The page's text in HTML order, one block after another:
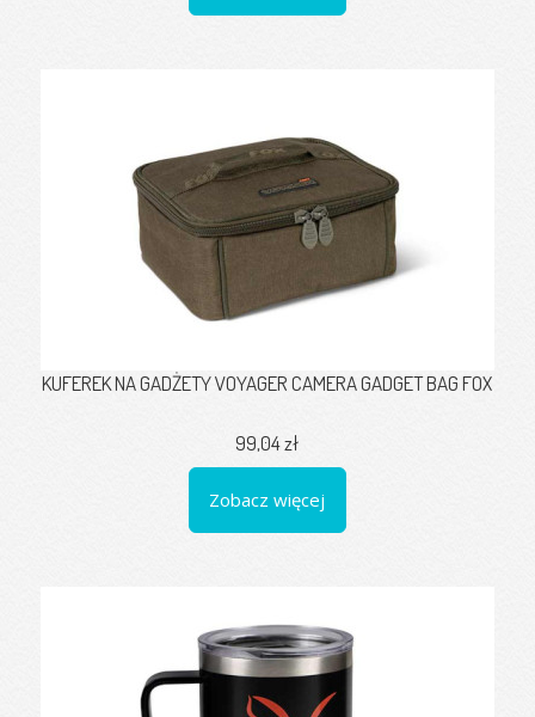
KUFEREK NA GADŻETY VOYAGER CAMERA GADGET BAG FOX
99,04 zł
Zobacz więcej